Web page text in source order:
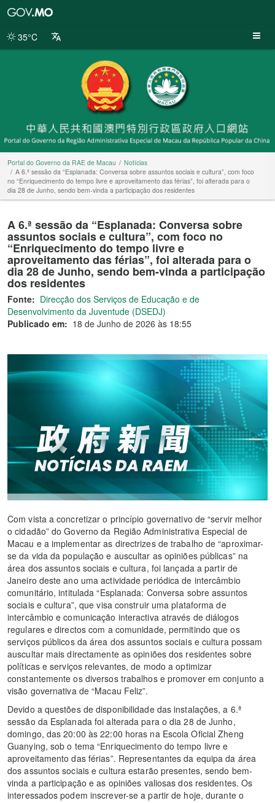
da
35°C
Portal do Governo da RAE de Macau
Notícias
A 6.ª sessão da “Esplanada: Conversa sobre assuntos sociais e cultura”, com foco
no “Enriquecimento do tempo livre e aproveitamento das férias”, foi alterada para o
dia 28 de Junho, sendo bem-vinda a participação dos residentes
A 6.ª sessão da “Esplanada: Conversa sobre
assuntos sociais e cultura”, com foco no
“Enriquecimento do tempo livre e
aproveitamento das férias”, foi alterada para o
dia 28 de Junho, sendo bem-vinda a participação
dos residentes
Fonte: Direcção dos Serviços de Educação e de
Desenvolvimento da Juventude (DSEDJ)
Publicado em: 18 de Junho de 2026 às 18:55
Com vista a concretizar o princípio governativo de “servir melhor
o cidadão” do Governo da Região Administrativa Especial de
Macau e a implementar as directrizes de trabalho de “aproximar-
se da vida da população e auscultar as opiniões públicas” na
área dos assuntos sociais e cultura, foi lançada a partir de
Janeiro deste ano uma actividade periódica de intercâmbio
comunitário, intitulada “Esplanada: Conversa sobre assuntos
sociais e cultura”, que visa construir uma plataforma de
intercâmbio e comunicação interactiva através de diálogos
regulares e directos com a comunidade, permitindo que os
serviços públicos da área dos assuntos sociais e cultura possam
auscultar mais directamente as opiniões dos residentes sobre
políticas e serviços relevantes, de modo a optimizar
constantemente os diversos trabalhos e promover em conjunto a
visão governativa de “Macau Feliz”.
Devido a questões de disponibilidade das instalações, a 6.ª
sessão da Esplanada foi alterada para o dia 28 de Junho,
domingo, das 20:00 às 22:00 horas na Escola Oficial Zheng
Guanying, sob o tema “Enriquecimento do tempo livre e
aproveitamento das férias”. Representantes da equipa da área
dos assuntos sociais e cultura estarão presentes, sendo bem-
vinda a participação e as opiniões valiosas dos residentes. Os
interessados podem inscrever-se a partir de hoje, durante o